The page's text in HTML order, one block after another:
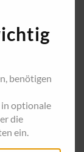
benötigen
in optionale
die
ein.